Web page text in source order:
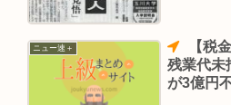
ニュー速＋
残業代
が3億円